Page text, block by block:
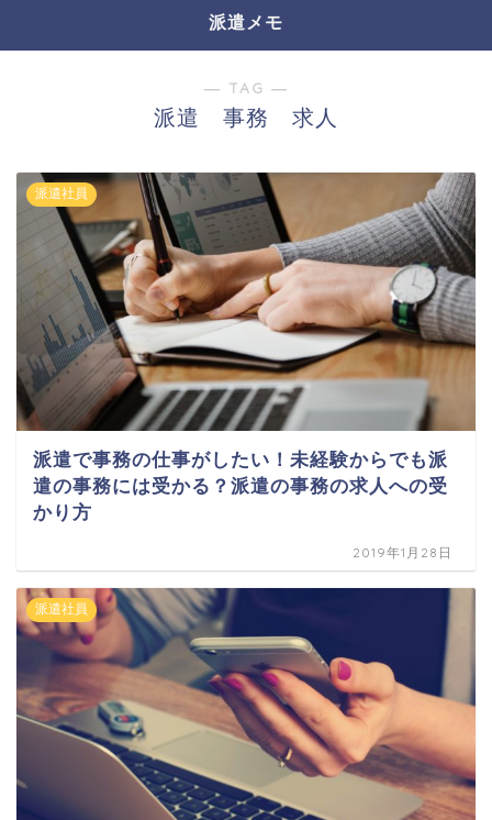
派遣メモ
― TAG ―
派遣 事務 求人
派遣社員
派遣で事務の仕事がしたい！未経験からでも派
遣の事務には受かる？派遣の事務の求人への受
かり方
2019年1月28日
派遣社員